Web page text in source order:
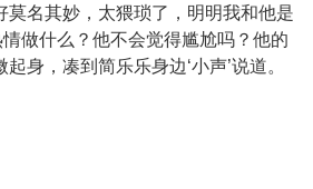
莫名其妙，太猥琐了，明明我和他是
做什么？他不会觉得尴尬吗？他的
身，凑到简乐乐身边‘小声’说道。